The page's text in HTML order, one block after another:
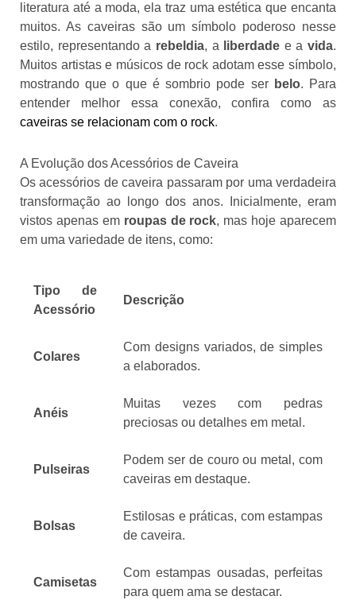
literatura até a moda, ela traz uma estética que encanta
muitos. As caveiras são um símbolo poderoso nesse
estilo, representando a rebeldia, a liberdade e a vida.
Muitos artistas e músicos de rock adotam esse símbolo,
mostrando que o que é sombrio pode ser belo. Para
entender melhor essa conexão, confira como as
caveiras se relacionam com o rock.
A Evolução dos Acessórios de Caveira
Os acessórios de caveira passaram por uma verdadeira
transformação ao longo dos anos. Inicialmente, eram
vistos apenas em roupas de rock, mas hoje aparecem
em uma variedade de itens, como:
Tipo de
Acessório
Descrição
Colares
Com designs variados, de simples
a elaborados.
Anéis
Muitas vezes com pedras
preciosas ou detalhes em metal.
Pulseiras
Podem ser de couro ou metal, com
caveiras em destaque.
Bolsas
Estilosas e práticas, com estampas
de caveira.
Camisetas
Com estampas ousadas, perfeitas
para quem ama se destacar.